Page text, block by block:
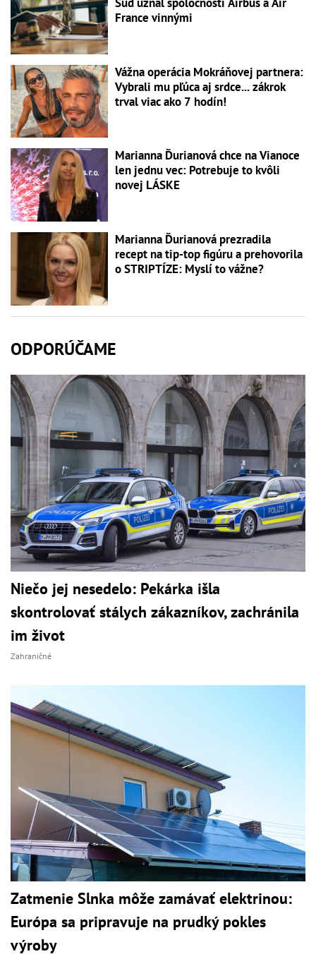
France vinnými
Vážna operácia Mokráňovej partnera:
Vybrali mu pľúca aj srdce... zákrok
trval viac ako 7 hodín!
Marianna Ďurianová chce na Vianoce
len jednu vec: Potrebuje to kvôli
novej LÁSKE
Marianna Ďurianová prezradila
recept na tip-top figúru a prehovorila
o STRIPTÍZE: Myslí to vážne?
ODPORÚČAME
Niečo jej nesedelo: Pekárka išla
skontrolovať stálych zákazníkov, zachránila
im život
Zahraničné
Zatmenie Slnka môže zamávať elektrinou:
Európa sa pripravuje na prudký pokles
výroby